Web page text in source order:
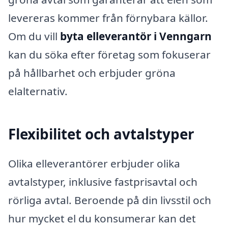
levereras kommer från förnybara källor.
Om du vill byta elleverantör i Venngarn
kan du söka efter företag som fokuserar
på hållbarhet och erbjuder gröna
elalternativ.
Flexibilitet och avtalstyper
Olika elleverantörer erbjuder olika
avtalstyper, inklusive fastprisavtal och
rörliga avtal. Beroende på din livsstil och
hur mycket el du konsumerar kan det